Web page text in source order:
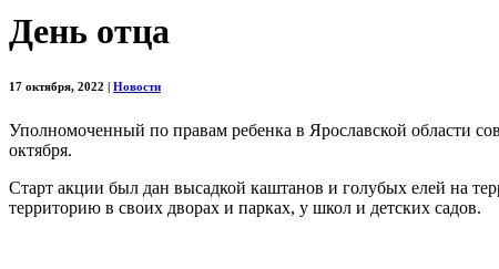
День отца
17 октября, 2022 Новости
Уполномоченный по правам ребенка в Ярославской области
октября.
Старт акции был дан высадкой каштанов и голубых елей на
территорию в своих дворах и парках, у школ и детских садов.